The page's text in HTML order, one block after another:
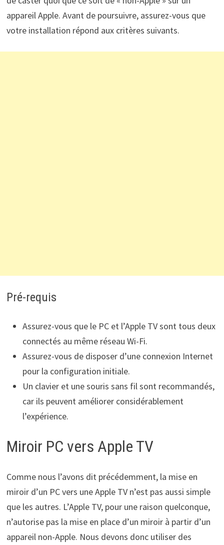
appareil Apple. Avant de poursuivre, assurez-vous que
votre installation répond aux critères suivants.
Pré-requis
Assurez-vous que le PC et l’Apple TV sont tous deux
connectés au même réseau Wi-Fi.
Assurez-vous de disposer d’une connexion Internet
pour la configuration initiale.
Un clavier et une souris sans fil sont recommandés,
car ils peuvent améliorer considérablement
l’expérience.
Miroir PC vers Apple TV
Comme nous l’avons dit précédemment, la mise en
miroir d’un PC vers une Apple TV n’est pas aussi simple
que les autres. L’Apple TV, pour une raison quelconque,
n’autorise pas la mise en place d’un miroir à partir d’un
appareil non-Apple. Nous devons donc utiliser des